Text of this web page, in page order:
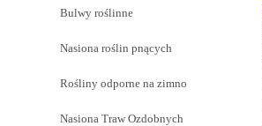
Bulwy roślinne
Nasiona roślin pnących
Rośliny odporne na zimno
Nasiona Traw Ozdobnych